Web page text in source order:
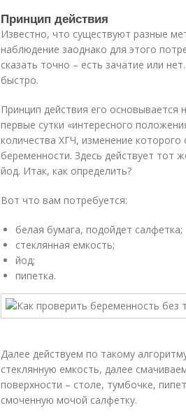
Принцип действия
Известно, что существуют разные
наблюдение заоднако для этого
сказать точно – есть зачатие или
быстро.
Принцип действия его основывается
первые сутки «интересного
количества ХГЧ, изменение
беременности. Здесь действует тот
йод. Итак, как определить?
Вот что вам потребуется:
белая бумага, подойдет салфетка;
стеклянная емкость;
йод;
пипетка.
Далее действуем по такому
стеклянную емкость, далее
поверхности – столе, тумбочке,
смоченную мочой салфетку.